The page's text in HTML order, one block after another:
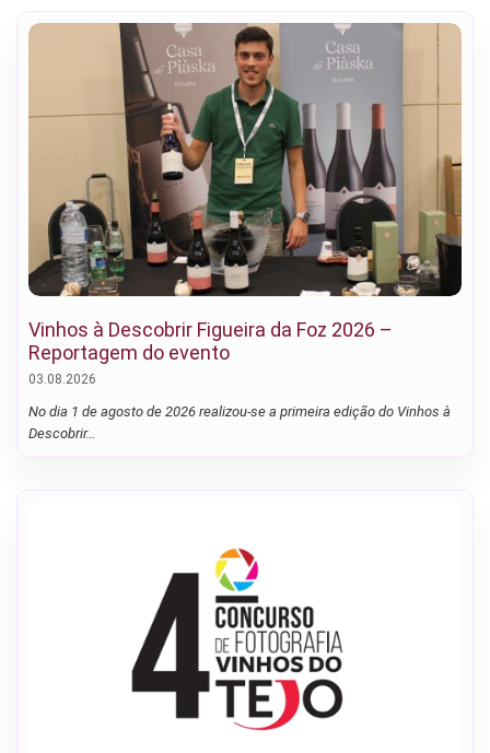
Vinhos à Descobrir Figueira da Foz 2026 –
Reportagem do evento
03.08.2026
No dia 1 de agosto de 2026 realizou-se a primeira edição do Vinhos à
Descobrir…